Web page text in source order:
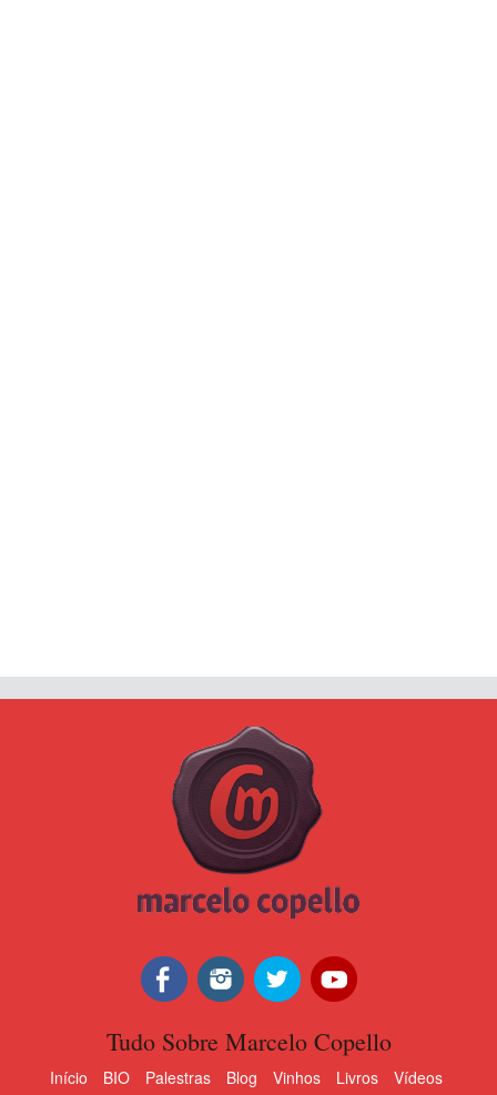
Tudo Sobre Marcelo Copello
Início BIO Palestras Blog Vinhos Livros Vídeos